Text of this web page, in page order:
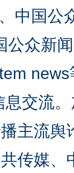
中国公
公众新
交流
主流
传媒